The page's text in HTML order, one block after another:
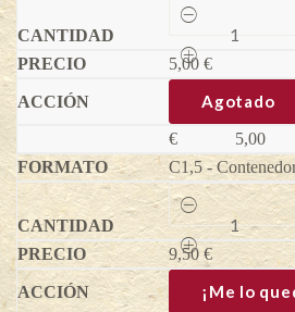
Frambuesa
amarilla
Golden
Bliss®
-
Rubus
idaeus
quantity
5,00 €
Agotado
€
5,00
C1,5 -
Frambuesa
amarilla
Golden
Bliss®
-
Rubus
idaeus
9,50 €
¡Me lo